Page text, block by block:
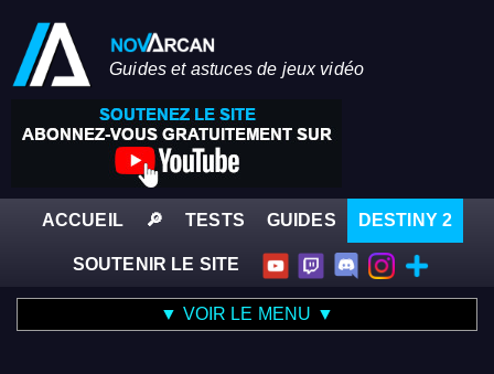
Guides et astuces de jeux vidéo
ACCUEIL 🔎 TESTS GUIDES DESTINY 2
SOUTENIR LE SITE
▼ VOIR LE MENU ▼